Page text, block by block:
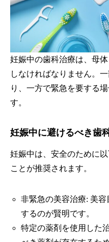
妊娠中の歯科治療は、母
しなければなりません。
り、一方で緊急を要する
す。
妊娠中に避けるべき歯
妊娠中は、安全のために
ことが推奨されます。
非緊急の美容治療: 美
するのが賢明です。
特定の薬剤を使用した